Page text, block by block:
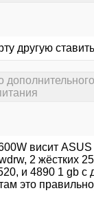
другую
висит
2 жёстких
и 4890 1 gb с
это